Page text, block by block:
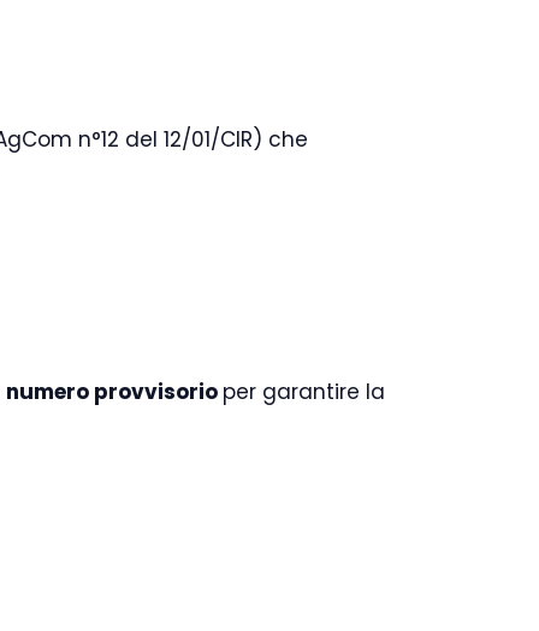
n°12 del 12/01/CIR) che
numero provvisorio per garantire la